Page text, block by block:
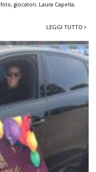
foto, giocatori, Laura Capella,
LEGGI TUTTO